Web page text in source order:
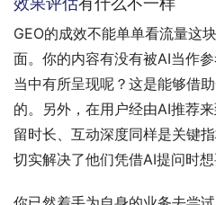
GEO的成效不能单单看流量这
面。你的内容有没有被AI当作
当中有所呈现呢？这是能够借
的。另外，在用户经由AI推荐
留时长、互动深度同样是关键
切实解决了他们凭借AI提问时想